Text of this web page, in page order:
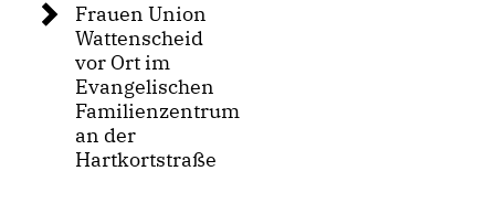
Frauen Union
Wattenscheid
vor Ort im
Evangelischen
Familienzentrum
an der
Hartkortstraße